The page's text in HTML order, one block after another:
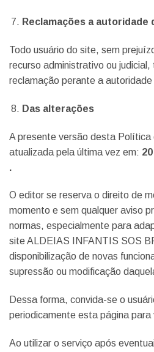
Reclamações a autoridade
Todo usuário do site, sem
recurso administrativo ou
reclamação perante a
Das alterações
A presente versão desta Política
atualizada pela última vez em:
.
O editor se reserva o direito de
momento e sem qualquer aviso
normas, especialmente para
siteALDEIAS INFANTIS SOS
disponibilização de novas
supressão ou modificação
Dessa forma, convida-se o
periodicamente esta página
Ao utilizar o serviço após